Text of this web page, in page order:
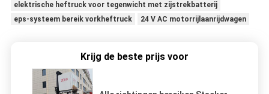
elektrische heftruck voor tegenwicht met zijstrekbatterij
eps-systeem bereik vorkheftruck
24 V AC motorrijlaanrijdwagen
Krijg de beste prijs voor